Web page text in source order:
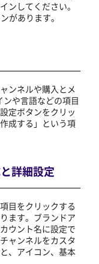
ンしてください。
があります。
ンネルや購入とメ
や言語などの項目
定ボタンをクリッ
成する」という項
詳細設定
目をクリックする
ます。ブランドア
ウント名に設定で
ャンネルをカスタ
、アイコン、基本